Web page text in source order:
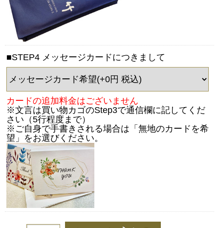
■STEP4 メッセージカードにつきまして
カードの追加料金はございません
※文言は買い物カゴのStep3で通信欄に記してくだ
さい（5行程度まで）
※ご自身で手書きされる場合は「無地のカードを希
望」をお選びください。